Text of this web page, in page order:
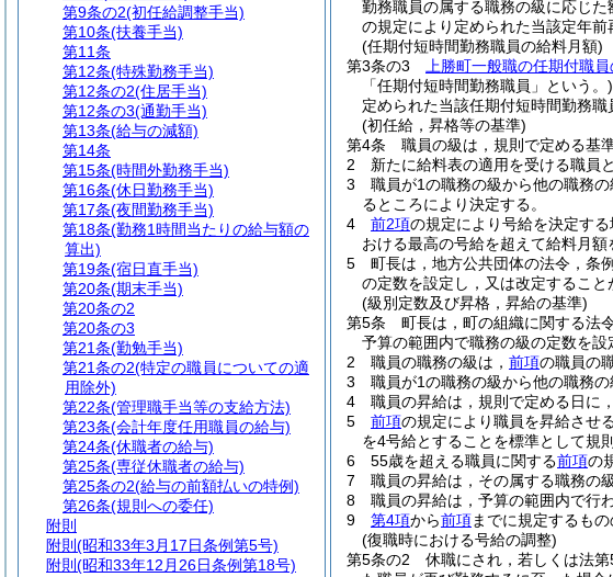
勤務職員の属する職務の級に応じた
の規定により定められた当該定年
(任期付短時間勤務職員の給料月額)
第3条の3
上勝町一般職の任期付職
「任期付短時間勤務職員」という。)
定められた当該任期付短時間勤務職
(初任給，昇格等の基準)
第4条
職員の級は，規則で定める基
2
新たに給料表の適用を受ける職員
3
職員が1の職務の級から他の職務
るところにより決定する。
4
前2項の規定により号給を決定す
おける最高の号給を超えて給料月額
5
町長は，地方公共団体の法令，条
の定数を設定し，又は改定すること
(級別定数及び昇格，昇給の基準)
第5条
町長は，町の組織に関する法
予算の範囲内で職務の級の定数を設
2
職員の職務の級は， 前項の職員の
3
職員が1の職務の級から他の職務
4
職員の昇給は，規則で定める日に
5
前項の規定により職員を昇給させ
を4号給とすることを標準として規
6
55歳を超える職員に関する前項の
7
職員の昇給は，その属する職務の
8
職員の昇給は，予算の範囲内で行
9
第4項から前項までに規定するも
(復職時における号給の調整)
第5条の2
休職にされ，若しくは法
第9条の2(初任給調整手当)
第10条(扶養手当)
第11条
第12条(特殊勤務手当)
第12条の2(住居手当)
第12条の3(通勤手当)
第13条(給与の減額)
第14条
第15条(時間外勤務手当)
第16条(休日勤務手当)
第17条(夜間勤務手当)
第18条(勤務1時間当たりの給与額の
算出)
第19条(宿日直手当)
第20条(期末手当)
第20条の2
第20条の3
第21条(勤勉手当)
第21条の2(特定の職員についての適
用除外)
第22条(管理職手当等の支給方法)
第23条(会計年度任用職員の給与)
第24条(休職者の給与)
第25条(専従休職者の給与)
第25条の2(給与の前額払いの特例)
第26条(規則への委任)
附則
附則 (昭和33年3月17日条例第5号)
附則 (昭和33年12月26日条例第18号)